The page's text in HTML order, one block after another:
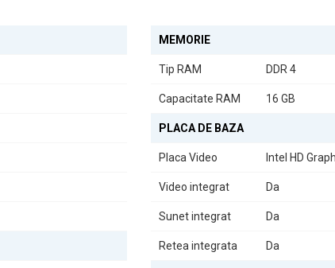
sau un student care are nevoie de un calculator pentru
MEMORIE
Tip RAM DDR 4
Capacitate RAM 16 GB
PLACA DE BAZA
Placa Video Intel HD
Video integrat Da
Sunet integrat Da
Retea integrata Da